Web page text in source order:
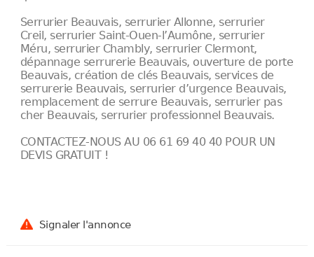
Serrurier Beauvais, serrurier Allonne, serrurier
Creil, serrurier Saint-Ouen-l’Aumône, serrurier
Méru, serrurier Chambly, serrurier Clermont,
dépannage serrurerie Beauvais, ouverture de porte
Beauvais, création de clés Beauvais, services de
serrurerie Beauvais, serrurier d’urgence Beauvais,
remplacement de serrure Beauvais, serrurier pas
cher Beauvais, serrurier professionnel Beauvais.
CONTACTEZ-NOUS AU 06 61 69 40 40 POUR UN
DEVIS GRATUIT !
Signaler l'annonce